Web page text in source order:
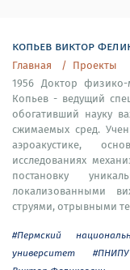
копьев виктор
Главная
Проекты
1956 Доктор физико-
Копьев - ведущий
обогативший науку
сжимаемых сред.
аэроакустике,
исследованиях
постановку
локализованными
струями, отрывными
#Пермский
университет
#ПНИПУ